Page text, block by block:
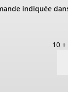
indiquée
10 +